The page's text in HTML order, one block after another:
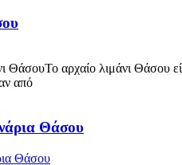
ΘάσουΤο αρχαίο λιμάνι Θάσου
από
Θάσου